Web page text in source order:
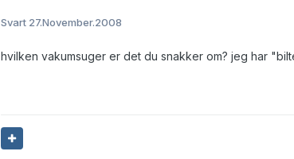
Svart 27.November.2008
hvilken vakumsuger er det du snakker om? jeg har